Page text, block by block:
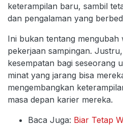
keterampilan baru, sambil
dan pengalaman yang
Ini bukan tentang mengubah
pekerjaan sampingan. Justru,
kesempatan bagi seseorang
minat yang jarang bisa
mengembangkan
masa depan karier mereka.
Baca Juga: Biar Tetap